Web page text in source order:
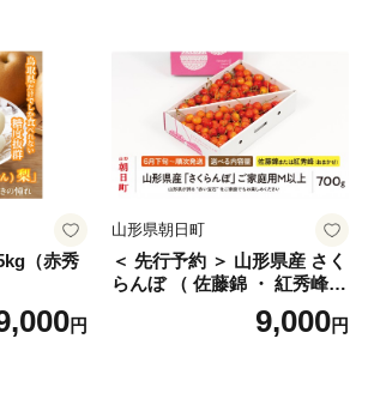
産 農家直送 期間限定 特産品
サイズミックス くらもとフ
ァーム 愛南町 愛媛県
（赤秀
円
山形県朝日町
＜ 先行予約 ＞ 山形県産 さく
らんぼ （ 佐藤錦 ・ 紅秀峰
） ご家庭用 M以上 700g 【20
26年6月下旬から7月上旬発
9,000円